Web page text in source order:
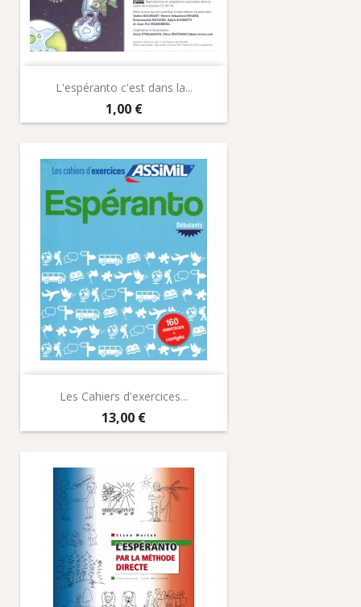
L'espéranto c'est dans la...
Prix
1,00 €
Les Cahiers d'exercices...
Prix
13,00 €